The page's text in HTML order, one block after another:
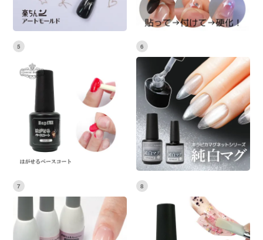
5 6
7 8